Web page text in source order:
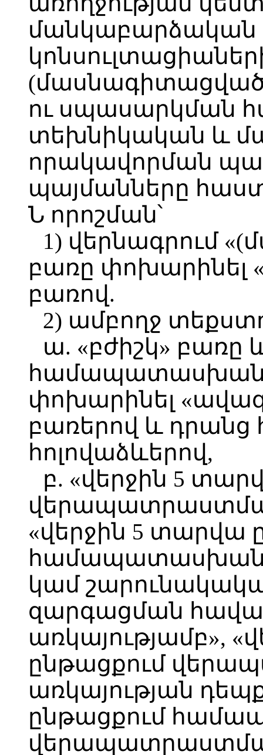
մանկաբարձական
ու սպասարկման
տեխնիկական և
որակավորման
պայմանները
Ն որոշման՝
1) վերնագրում
բառը փոխարինել
բառով.
2) ամբողջ
ա. «բժիշկ» բառը
համապատասխան
փոխարինել
բառերով և
հոլովաձևերով,
բ. «վերջին 5
«վերջին 5 տարվա
կամ
զարգացման
առկայությամբ»,
ընթացքում
առկայության
ընթացքում